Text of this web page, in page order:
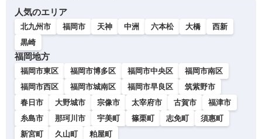
人気のエリア
北九州市 福岡市 天神 中洲 六本松 大橋
西新
黒崎
福岡地方
福岡市東区 福岡市博多区 福岡市中央区
福岡市南区
福岡市西区
福岡市城南区 福岡市早良区
筑紫野市
春日市
大野城市 宗像市 太宰府市 古賀市
福津市
糸島市
那珂川市 宇美町 篠栗町 志免町
須惠町
新宮町
久山町 粕屋町